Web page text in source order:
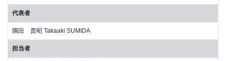
代表者
隅田 貴昭 Takaaki SUMIDA
担当者